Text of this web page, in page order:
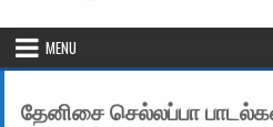
MENU
தேனிசை செல்லப்பா